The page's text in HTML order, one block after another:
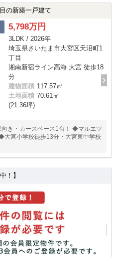
の新築一戸建て
5,798万円
3LDK / 2026年
埼玉県さいたま市大宮区天沼町1
丁目
湘南新宿ライン高海 大宮 徒歩18
分
建物面積 117.57㎡
土地面積 70.61㎡
(21.36坪)
き・カースペース1台！ ◆マルエツ
宮小学校徒歩13分・大宮東中学校
！】